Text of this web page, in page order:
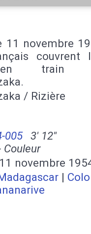
11 novembre
couvrent
train
/ Rizière
005
3' 12''
novembre
|